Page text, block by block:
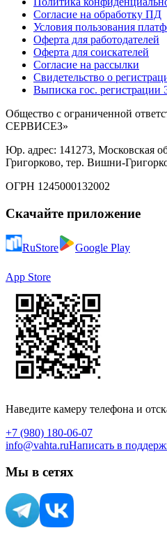
Согласие на обработку ПД
Условия пользования
Оферта для работодателей
Оферта для соискателей
Согласие на рассылки
Свидетельство о
Выписка гос.
Общество с ограниченной
СЕРВИСЕЗ»
Юр. адрес: 141273, Московская
Григорково, тер. Вишни-
ОГРН 1245000132002
Скачайте приложение
RuStore Google Play
App Store
Наведите камеру телефона и
+7 (980) 180-06-07
info@vahta.ruНаписать в
Мы в сетях